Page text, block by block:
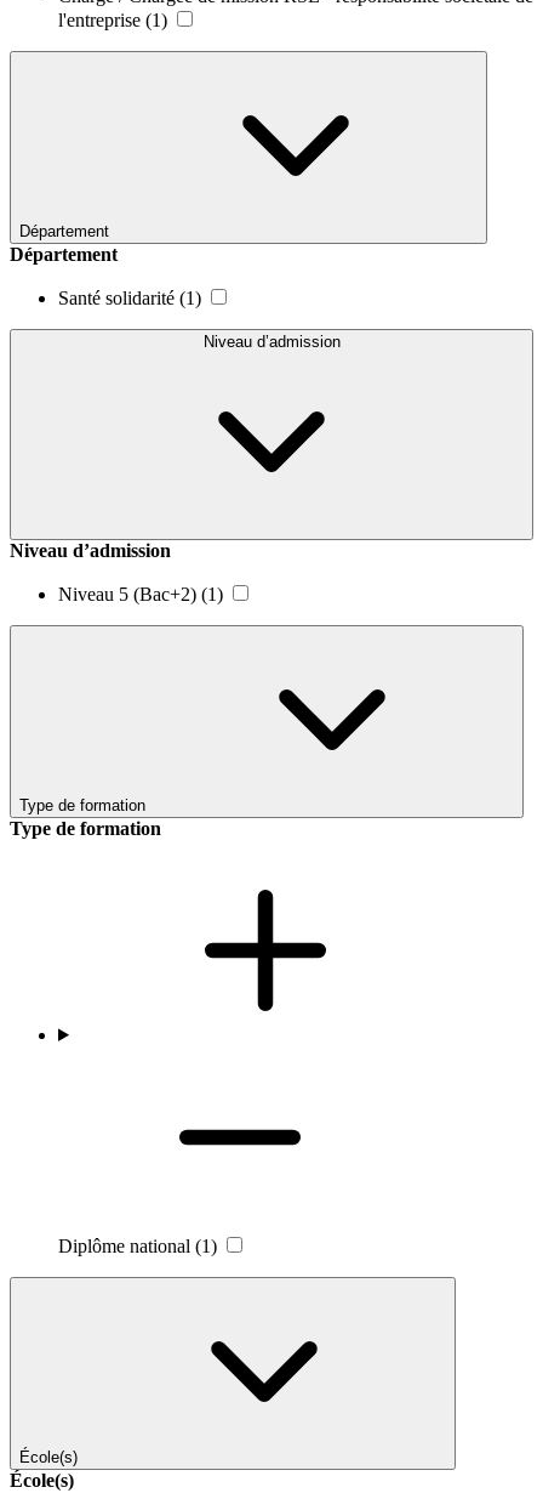
l'entreprise (1)
Département
Département
Santé solidarité (1)
Niveau d’admission
Niveau d’admission
Niveau 5 (Bac+2) (1)
Type de formation
Type de formation
Diplôme national (1)
École(s)
École(s)